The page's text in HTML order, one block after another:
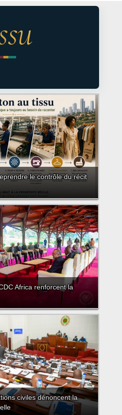
le contrôle du récit
Africa renforcent la
civiles dénoncent la